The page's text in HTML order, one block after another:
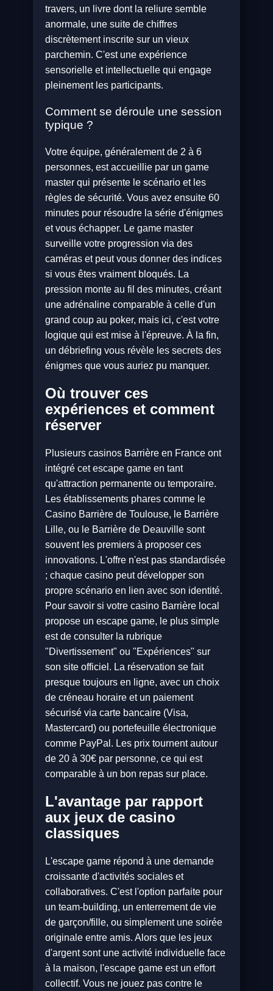
travers, un livre dont la reliure semble
anormale, une suite de chiffres
discrètement inscrite sur un vieux
parchemin. C'est une expérience
sensorielle et intellectuelle qui engage
pleinement les participants.
Comment se déroule une session
typique ?
Votre équipe, généralement de 2 à 6
personnes, est accueillie par un game
master qui présente le scénario et les
règles de sécurité. Vous avez ensuite 60
minutes pour résoudre la série d'énigmes
et vous échapper. Le game master
surveille votre progression via des
caméras et peut vous donner des indices
si vous êtes vraiment bloqués. La
pression monte au fil des minutes, créant
une adrénaline comparable à celle d'un
grand coup au poker, mais ici, c'est votre
logique qui est mise à l'épreuve. À la fin,
un débriefing vous révèle les secrets des
énigmes que vous auriez pu manquer.
Où trouver ces
expériences et comment
réserver
Plusieurs casinos Barrière en France ont
intégré cet escape game en tant
qu'attraction permanente ou temporaire.
Les établissements phares comme le
Casino Barrière de Toulouse, le Barrière
Lille, ou le Barrière de Deauville sont
souvent les premiers à proposer ces
innovations. L'offre n'est pas standardisée
; chaque casino peut développer son
propre scénario en lien avec son identité.
Pour savoir si votre casino Barrière local
propose un escape game, le plus simple
est de consulter la rubrique
"Divertissement" ou "Expériences" sur
son site officiel. La réservation se fait
presque toujours en ligne, avec un choix
de créneau horaire et un paiement
sécurisé via carte bancaire (Visa,
Mastercard) ou portefeuille électronique
comme PayPal. Les prix tournent autour
de 20 à 30€ par personne, ce qui est
comparable à un bon repas sur place.
L'avantage par rapport
aux jeux de casino
classiques
L'escape game répond à une demande
croissante d'activités sociales et
collaboratives. C'est l'option parfaite pour
un team-building, un enterrement de vie
de garçon/fille, ou simplement une soirée
originale entre amis. Alors que les jeux
d'argent sont une activité individuelle face
à la maison, l'escape game est un effort
collectif. Vous ne jouez pas contre le